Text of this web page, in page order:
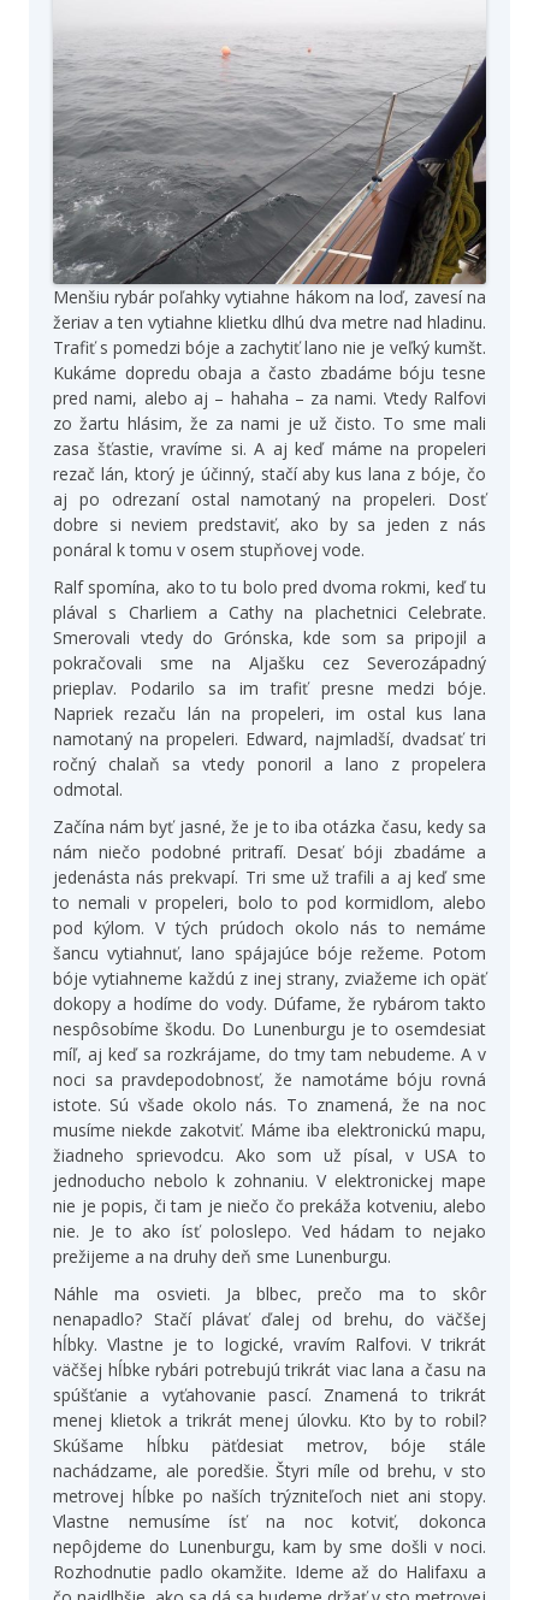
Menšiu rybár poľahky vytiahne hákom na loď, zavesí na
žeriav a ten vytiahne klietku dlhú dva metre nad hladinu.
Trafiť s pomedzi bóje a zachytiť lano nie je veľký kumšt.
Kukáme dopredu obaja a často zbadáme bóju tesne
pred nami, alebo aj – hahaha – za nami. Vtedy Ralfovi
zo žartu hlásim, že za nami je už čisto. To sme mali
zasa šťastie, vravíme si. A aj keď máme na propeleri
rezač lán, ktorý je účinný, stačí aby kus lana z bóje, čo
aj po odrezaní ostal namotaný na propeleri. Dosť
dobre si neviem predstaviť, ako by sa jeden z nás
ponáral k tomu v osem stupňovej vode.
Ralf spomína, ako to tu bolo pred dvoma rokmi, keď tu
plával s Charliem a Cathy na plachetnici Celebrate.
Smerovali vtedy do Grónska, kde som sa pripojil a
pokračovali sme na Aljašku cez Severozápadný
prieplav. Podarilo sa im trafiť presne medzi bóje.
Napriek rezaču lán na propeleri, im ostal kus lana
namotaný na propeleri. Edward, najmladší, dvadsať tri
ročný chalaň sa vtedy ponoril a lano z propelera
odmotal.
Začína nám byť jasné, že je to iba otázka času, kedy sa
nám niečo podobné pritrafí. Desať bóji zbadáme a
jedenásta nás prekvapí. Tri sme už trafili a aj keď sme
to nemali v propeleri, bolo to pod kormidlom, alebo
pod kýlom. V tých prúdoch okolo nás to nemáme
šancu vytiahnuť, lano spájajúce bóje režeme. Potom
bóje vytiahneme každú z inej strany, zviažeme ich opäť
dokopy a hodíme do vody. Dúfame, že rybárom takto
nespôsobíme škodu. Do Lunenburgu je to osemdesiat
míľ, aj keď sa rozkrájame, do tmy tam nebudeme. A v
noci sa pravdepodobnosť, že namotáme bóju rovná
istote. Sú všade okolo nás. To znamená, že na noc
musíme niekde zakotviť. Máme iba elektronickú mapu,
žiadneho sprievodcu. Ako som už písal, v USA to
jednoducho nebolo k zohnaniu. V elektronickej mape
nie je popis, či tam je niečo čo prekáža kotveniu, alebo
nie. Je to ako ísť poloslepo. Ved hádam to nejako
prežijeme a na druhy deň sme Lunenburgu.
Náhle ma osvieti. Ja blbec, prečo ma to skôr
nenapadlo? Stačí plávať ďalej od brehu, do väčšej
hĺbky. Vlastne je to logické, vravím Ralfovi. V trikrát
väčšej hĺbke rybári potrebujú trikrát viac lana a času na
spúšťanie a vyťahovanie pascí. Znamená to trikrát
menej klietok a trikrát menej úlovku. Kto by to robil?
Skúšame hĺbku päťdesiat metrov, bóje stále
nachádzame, ale poredšie. Štyri míle od brehu, v sto
metrovej hĺbke po naších trýzniteľoch niet ani stopy.
Vlastne nemusíme ísť na noc kotviť, dokonca
nepôjdeme do Lunenburgu, kam by sme došli v noci.
Rozhodnutie padlo okamžite. Ideme až do Halifaxu a